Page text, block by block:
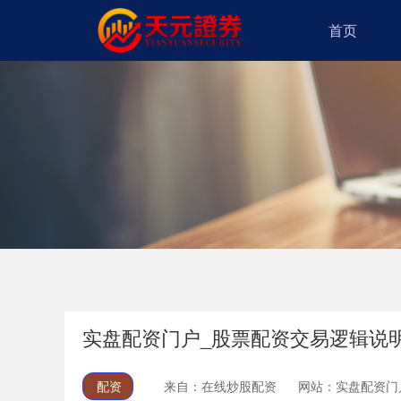
首页
实盘配资门户_股票配资交易逻辑说
配资 来自：在线炒股配资
网站：实盘配资